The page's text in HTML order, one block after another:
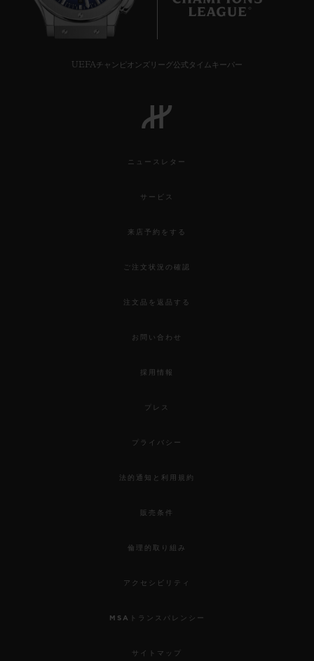
UEFAチャンピオンズリーグ公式タイムキーパー
ニュースレター
サービス
来店予約をする
ご注文状況の確認
注文品を返品する
お問い合わせ
採用情報
プレス
プライバシー
法的通知と利用規約
販売条件
倫理的取り組み
アクセシビリティ
MSAトランスパレンシー
サイトマップ